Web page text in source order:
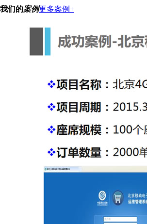
我们的案例更多案例+